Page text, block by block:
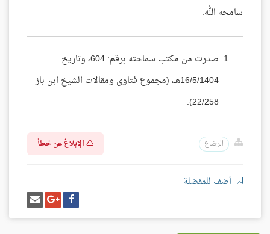
سامحه الله.
صدرت من مكتب سماحته برقم: 604، وتاريخ
16/5/1404هـ، (مجموع فتاوى ومقالات الشيخ ابن باز
22/258).
الرضاع الإبلاغ عن خطأ
أضف للمفضلة
شارك
على
فيسبوك
شارك
على
غوغل
بلس
إرسل
إيميل